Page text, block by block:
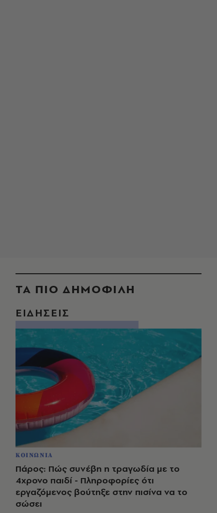
ΤΑ ΠΙΟ ΔΗΜΟΦΙΛΗ
ΕΙΔΗΣΕΙΣ
ΚΟΙΝΩΝΙΑ
Πάρος: Πώς συνέβη η τραγωδία με το
4χρονο παιδί - Πληροφορίες ότι
εργαζόμενος βούτηξε στην πισίνα να το
σώσει